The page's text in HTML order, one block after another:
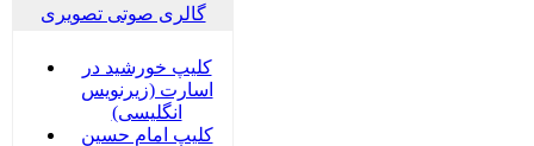
گالری صوتی تصویری
کلیپ خورشید در
اسارت (زیرنویس
انگلیسی)
کلیپ امام حسین